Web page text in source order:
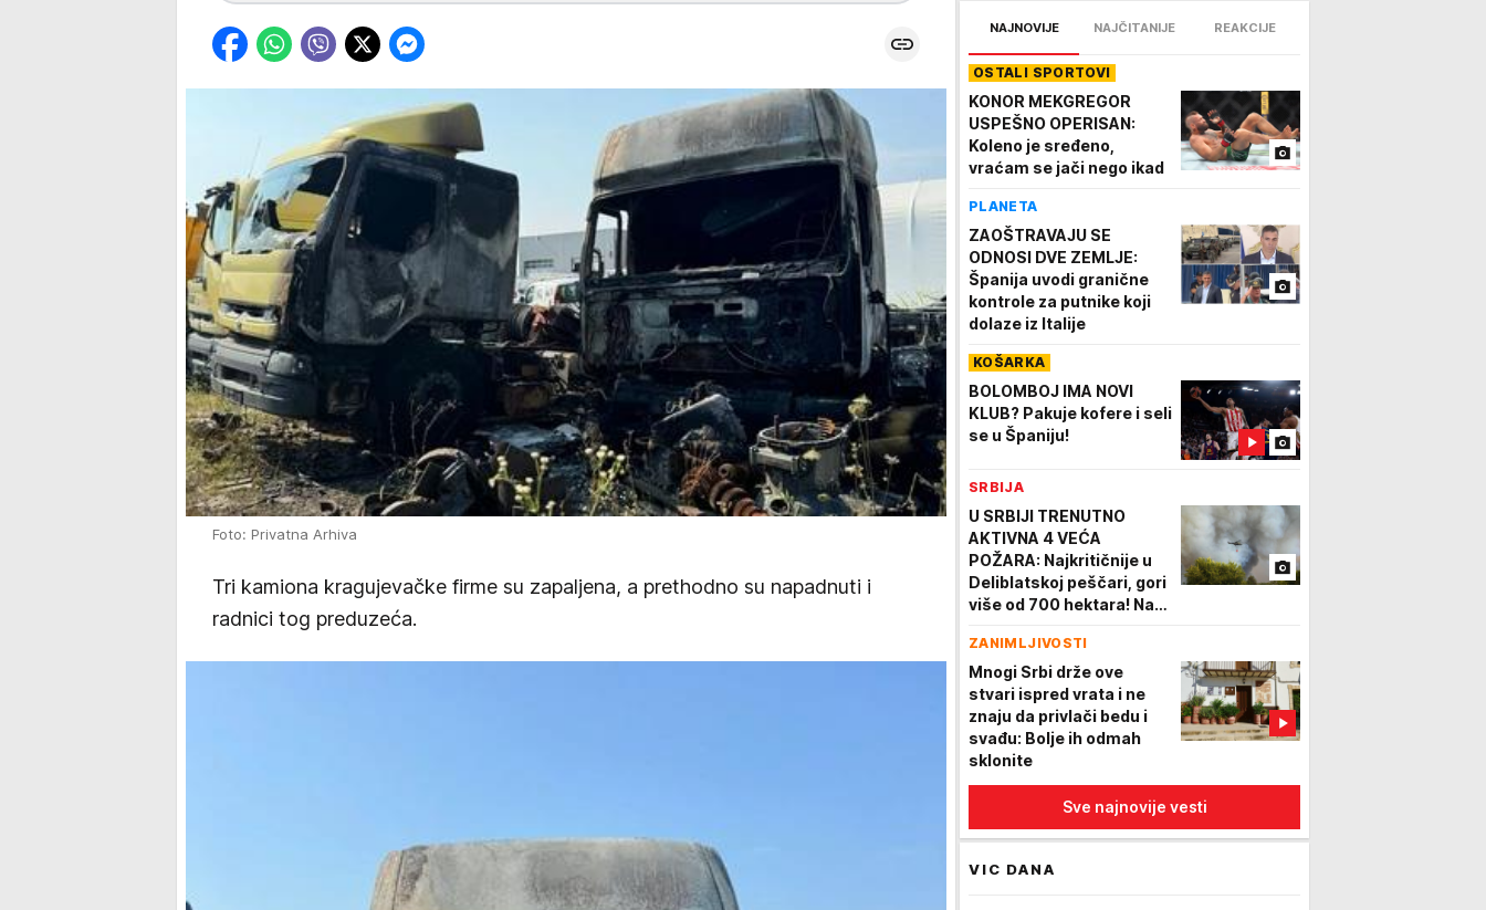
Foto: Privatna Arhiva
Tri kamiona kragujevačke firme su zapaljena, a prethodno su napadnuti i
radnici tog preduzeća.
NAJNOVIJE NAJČITANIJE REAKCIJE
OSTALI SPORTOVI
KONOR MEKGREGOR
USPEŠNO OPERISAN:
Koleno je sređeno,
vraćam se jači nego ikad
PLANETA
ZAOŠTRAVAJU SE
ODNOSI DVE ZEMLJE:
Španija uvodi granične
kontrole za putnike koji
dolaze iz Italije
KOŠARKA
BOLOMBOJ IMA NOVI
KLUB? Pakuje kofere i seli
se u Španiju!
SRBIJA
U SRBIJI TRENUTNO
AKTIVNA 4 VEĆA
POŽARA: Najkritičnije u
Deliblatskoj peščari, gori
više od 700 hektara! Na
gase i helikopteri
ZANIMLJIVOSTI
Mnogi Srbi drže ove
stvari ispred vrata i ne
znaju da privlači bedu i
svađu: Bolje ih odmah
sklonite
Sve najnovije vesti
VIC DANA